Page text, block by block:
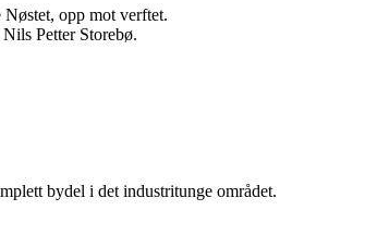
Nøstet, opp mot verftet.
Petter Storebø.
bydel i det industritunge området.